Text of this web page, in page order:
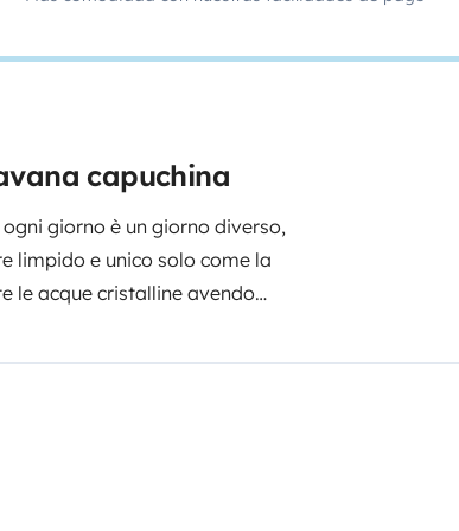
capuchina
ogni giorno è un giorno diverso,
limpido e unico solo come la
le acque cristalline avendo
7 posti letto di cui 4
, grande bagagliaio con
AL RIENTRO